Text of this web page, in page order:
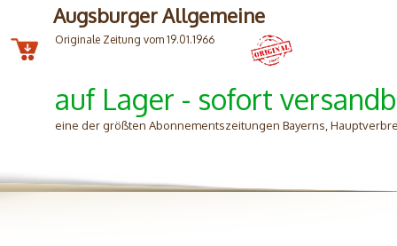
Augsburger Allgemeine
Originale Zeitung vom 19.01.1966
auf Lager - sofort
eine der größten Abonnementszeitungen Bayerns,